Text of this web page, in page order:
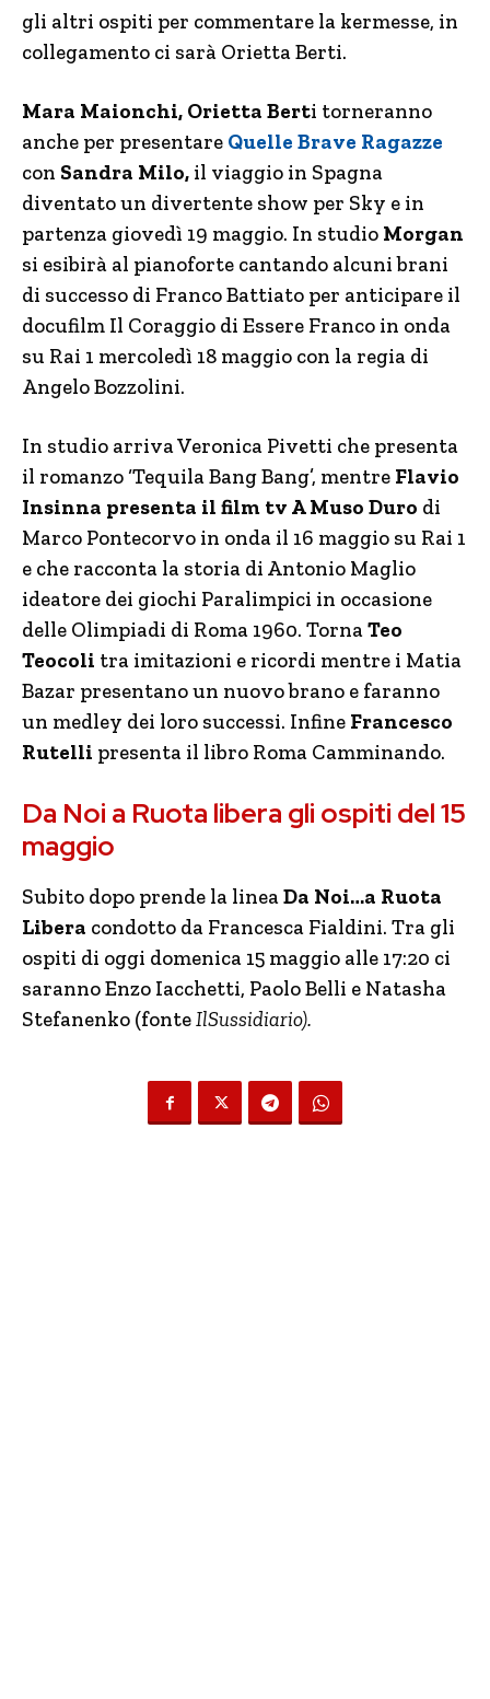
gli altri ospiti per commentare la kermesse, in
collegamento ci sarà Orietta Berti.
Mara Maionchi, Orietta Berti torneranno
anche per presentare Quelle Brave Ragazze
con Sandra Milo, il viaggio in Spagna
diventato un divertente show per Sky e in
partenza giovedì 19 maggio. In studio Morgan
si esibirà al pianoforte cantando alcuni brani
di successo di Franco Battiato per anticipare il
docufilm Il Coraggio di Essere Franco in onda
su Rai 1 mercoledì 18 maggio con la regia di
Angelo Bozzolini.
In studio arriva Veronica Pivetti che presenta
il romanzo ‘Tequila Bang Bang’, mentre Flavio
Insinna presenta il film tv A Muso Duro di
Marco Pontecorvo in onda il 16 maggio su Rai 1
e che racconta la storia di Antonio Maglio
ideatore dei giochi Paralimpici in occasione
delle Olimpiadi di Roma 1960. TornaTeo
Teocoli tra imitazioni e ricordi mentre i Matia
Bazar presentano un nuovo brano e faranno
un medley dei loro successi. Infine Francesco
Rutelli presenta il libro Roma Camminando.
Da Noi a Ruota libera gli ospiti del 15
maggio
Subito dopo prende la lineaDa Noi…a Ruota
Libera condotto da Francesca Fialdini. Tra gli
ospiti di oggi domenica 15 maggio alle 17:20 ci
saranno Enzo Iacchetti, Paolo Belli e Natasha
Stefanenko (fonteIlSussidiario).